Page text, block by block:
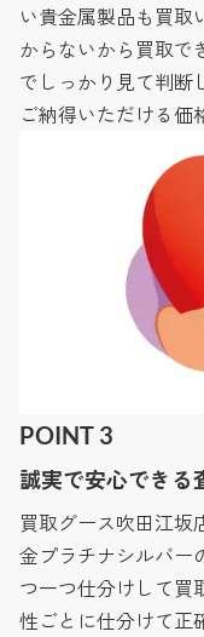
い貴金属製品も買取
からないから買取で
でしっかり見て判断
ご納得いただける価
POINT 3
誠実で安心できる
買取グース吹田江坂
金プラチナシルバー
つ一つ仕分けして買
性ごとに仕分けて正